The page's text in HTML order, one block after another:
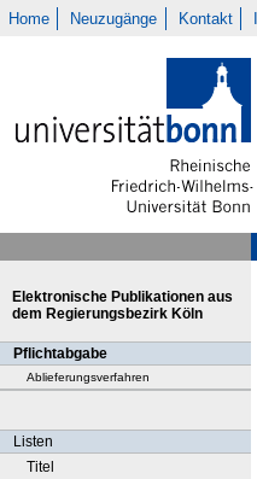
Home Neuzugänge Kontakt
Elektronische Publikationen aus
dem Regierungsbezirk Köln
Pflichtabgabe
Ablieferungsverfahren
Listen
Titel